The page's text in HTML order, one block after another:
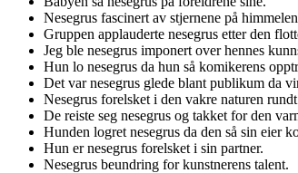
Nesegrus fascinert av stjernene på
Gruppen applauderte nesegrus etter den
Jeg ble nesegrus imponert over hennes
Hun lo nesegrus da hun så komikerens
Det var nesegrus glede blant publikum da
Nesegrus forelsket i den vakre naturen
De reiste seg nesegrus og takket for den
Hunden logret nesegrus da den så sin eier
Hun er nesegrus forelsket i sin partner.
Nesegrus beundring for kunstnerens talent.